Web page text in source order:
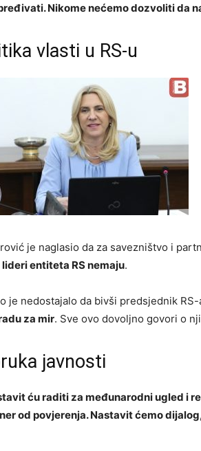
Nikome nećemo dozvoliti da
vlasti u RS-u
je naglasio da za savezništvo i
entiteta RS nemaju.
je nedostajalo da bivši predsjednik RS-
za mir. Sve ovo dovoljno govori o
javnosti
ću raditi za međunarodni ugled i
od povjerenja. Nastavit ćemo